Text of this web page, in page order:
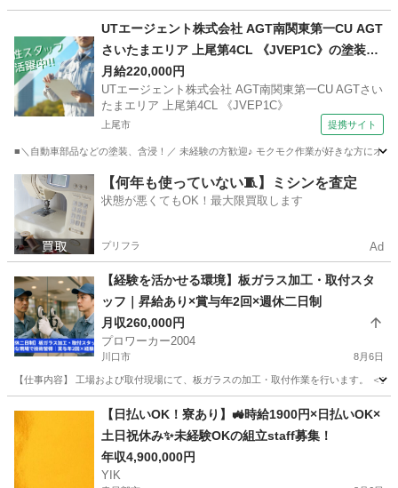
未経験
UTエージェント株式会社 AGT南関東第一CU AGT
さいたまエリア 上尾第4CL 《JVEP1C》の塗装・
含浸・機械操作 【職場見学OKまたは説明会あ
り】
月給220,000円
UTエージェント株式会社 AGT南関東第一CU AGTさい
たまエリア 上尾第4CL 《JVEP1C》
上尾市 提携サイト
■＼自動車部品などの塗装、含浸！／ 未経験の方歓迎♪ モクモク作業が好きな方にオ
埼玉 上尾市 機械
【何年も使っていない🧵】ミシンを査定
状態が悪くてもOK！最大限買取します
プリフラ Ad
【経験を活かせる環境】板ガラス加工・取付スタ
ッフ｜昇給あり×賞与年2回×週休二日制
月収260,000円
プロワーカー2004
川口市 8月6日
【仕事内容】 工場および取付現場にて、板ガラスの加工・取付作業を行います。 ＜
その他 退職金
【日払いOK！寮あり】🚜時給1900円×日払いOK×
土日祝休み✨未経験OKの組立staff募集！
年収4,900,000円
YIK